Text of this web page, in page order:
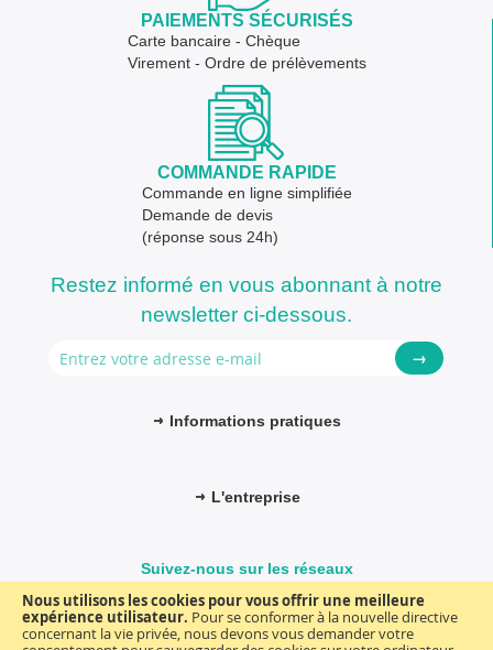
Nous utilisons les cookies pour vous offrir une meilleure
expérience utilisateur. Pour se conformer à la nouvelle directive
concernant la vie privée, nous devons vous demander votre
PAIEMENTS SÉCURISÉS
Carte bancaire - Chèque
Virement - Ordre de prélèvements
COMMANDE RAPIDE
Commande en ligne simplifiée
Demande de devis
(réponse sous 24h)
Restez informé en vous abonnant à notre
newsletter ci-dessous.
→
Informations pratiques
L'entreprise
Suivez-nous sur les réseaux